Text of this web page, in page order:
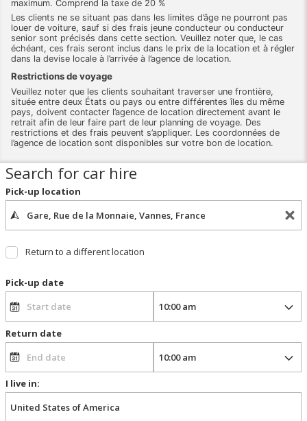
maximum. Comprend la taxe de 20 %
Les clients ne se situant pas dans les limites d’âge ne pourront pas
louer de voiture, sauf si des frais jeune conducteur ou conducteur
senior sont précisés dans cette section. Veuillez noter que, le cas
échéant, ces frais seront inclus dans le prix de la location et à régler
dans la devise locale à l’arrivée à l’agence de location.
Restrictions de voyage
Veuillez noter que les clients souhaitant traverser une frontière,
située entre deux États ou pays ou entre différentes îles du même
pays, doivent contacter l’agence de location directement avant le
retrait afin de leur faire part de leur planning de voyage. Des
restrictions et des frais peuvent s’appliquer. Les coordonnées de
l’agence de location sont disponibles sur votre bon de location.
Search for car hire
Pick-up location
Return to a different location
Pick-up date
Return date
I live in: